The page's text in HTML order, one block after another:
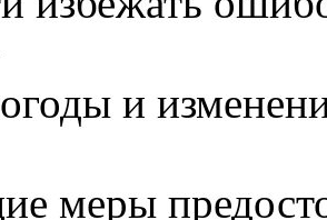
и
меры